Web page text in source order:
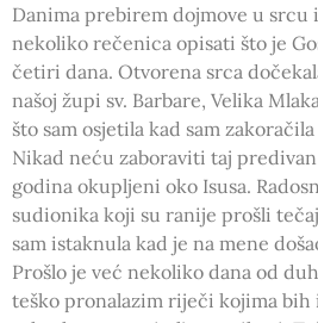
Danima prebirem dojmove u srcu
nekoliko rečenica opisati što je
četiri dana. Otvorena srca
našoj župi sv. Barbare, Velika
što sam osjetila kad sam
Nikad neću zaboraviti taj
godina okupljeni oko Isusa.
sudionika koji su ranije prošli
sam istaknula kad je na mene
Prošlo je već nekoliko dana od
teško pronalazim riječi kojima bih